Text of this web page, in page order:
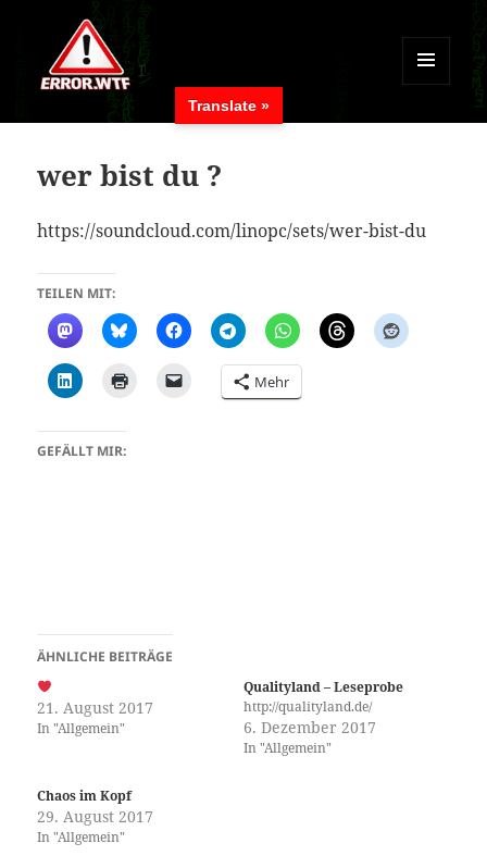
MENÜ
WIDGETS
wer bist du ?
https://soundcloud.com/linopc/sets/wer-bist-du
TEILEN MIT:
Mehr
GEFÄLLT MIR:
ÄHNLICHE BEITRÄGE
21. August 2017
In "Allgemein"
Qualityland – Leseprobe
http://qualityland.de/
6. Dezember 2017
In "Allgemein"
Chaos im Kopf
29. August 2017
In "Allgemein"
Translate »